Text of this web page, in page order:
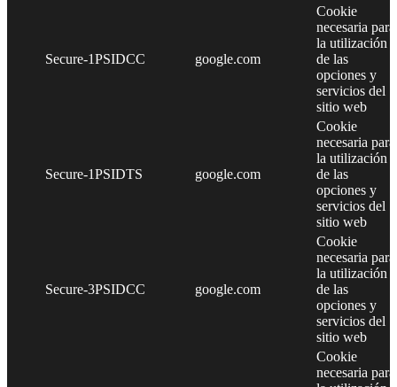
Secure-1PSIDCC google.com
Cookie
necesaria para
la utilización
de las
opciones y
servicios del
sitio web
Secure-1PSIDTS google.com
Cookie
necesaria para
la utilización
de las
opciones y
servicios del
sitio web
Secure-3PSIDCC google.com
Cookie
necesaria para
la utilización
de las
opciones y
servicios del
sitio web
Cookie
necesaria para